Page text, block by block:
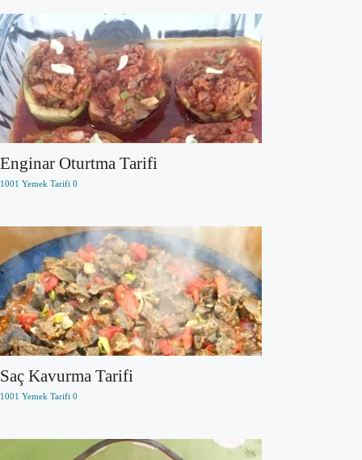
Enginar Oturtma Tarifi
1001 Yemek Tarifi 0
Saç Kavurma Tarifi
1001 Yemek Tarifi 0